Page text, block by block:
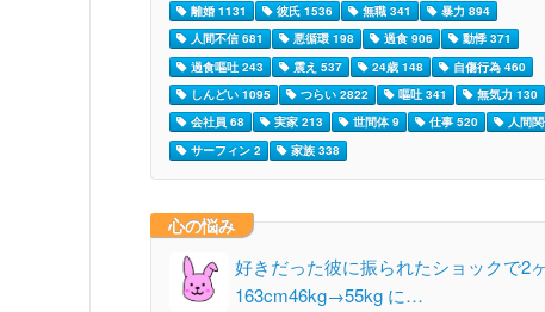
離婚 1131 彼氏 1536 無職 341
暴力 894
人間不信 681
悪循環 198 過食 906
動悸 371
過食嘔吐 243
震え 537 24歳 148
自傷行為 460
しんどい 1095
つらい 2822 嘔吐 341
無気力 130
会社員 68
実家 213 世間体 9 仕事 520
人間
サーフィン 2
家族 338
心の悩み
好きだった彼に振られたショックで2
163cm46kg→55kg に…